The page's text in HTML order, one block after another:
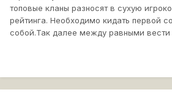
топовые кланы разносят в сухую
рейтинга. Необходимо кидать первой
собой.Так далее между равными вести